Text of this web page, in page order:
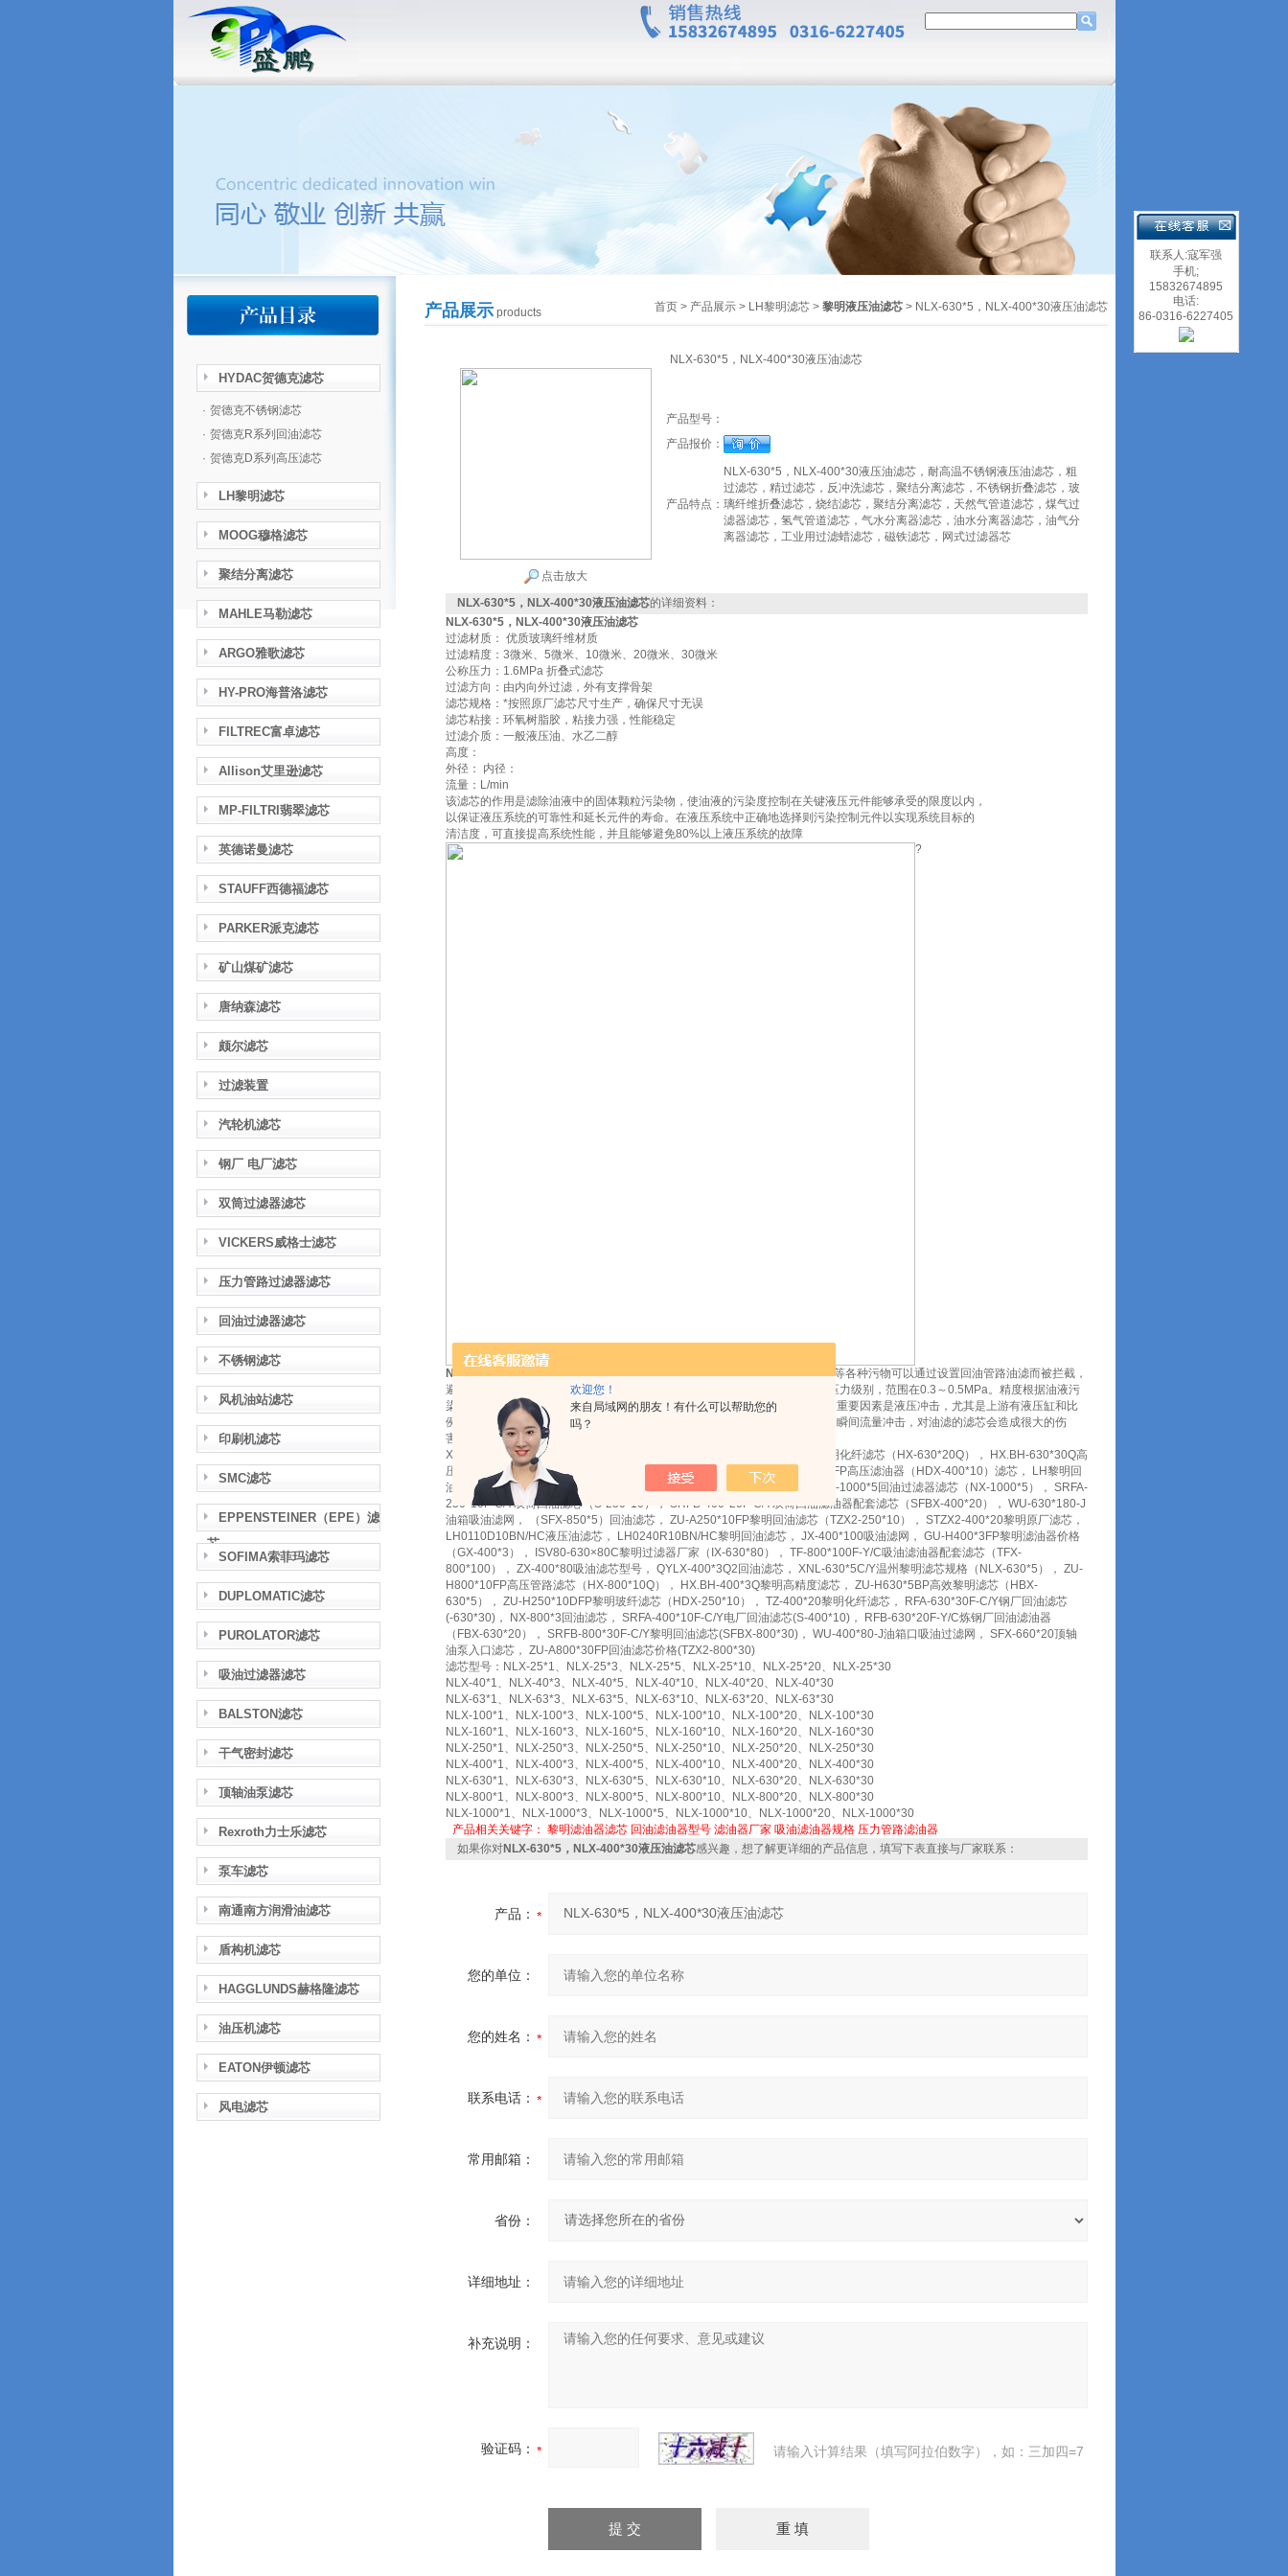
欢迎您！
来自局域网的朋友！有什么可以帮助您的
吗？
HYDAC贺德克滤芯
· 贺德克不锈钢滤芯
· 贺德克R系列回油滤芯
· 贺德克D系列高压滤芯
LH黎明滤芯
MOOG穆格滤芯
聚结分离滤芯
MAHLE马勒滤芯
ARGO雅歌滤芯
HY-PRO海普洛滤芯
FILTREC富卓滤芯
Allison艾里逊滤芯
MP-FILTRI翡翠滤芯
英德诺曼滤芯
STAUFF西德福滤芯
PARKER派克滤芯
矿山煤矿滤芯
唐纳森滤芯
颇尔滤芯
过滤装置
汽轮机滤芯
钢厂 电厂滤芯
双筒过滤器滤芯
VICKERS威格士滤芯
压力管路过滤器滤芯
回油过滤器滤芯
不锈钢滤芯
风机油站滤芯
印刷机滤芯
SMC滤芯
EPPENSTEINER（EPE）滤
芯
SOFIMA索菲玛滤芯
DUPLOMATIC滤芯
PUROLATOR滤芯
吸油过滤器滤芯
BALSTON滤芯
干气密封滤芯
顶轴油泵滤芯
Rexroth力士乐滤芯
泵车滤芯
南通南方润滑油滤芯
盾构机滤芯
HAGGLUNDS赫格隆滤芯
油压机滤芯
EATON伊顿滤芯
风电滤芯
产品展示 products 首页 > 产品展示 > LH黎明滤芯 > 黎明液压油滤芯 > NLX-630*5，NLX-400*30液压油滤芯
NLX-630*5，NLX-400*30液压油滤芯
点击放大
产品型号：
产品报价：
产品特点：
NLX-630*5，NLX-400*30液压油滤芯，耐高温不锈钢液压油滤芯，粗
过滤芯，精过滤芯，反冲洗滤芯，聚结分离滤芯，不锈钢折叠滤芯，玻
璃纤维折叠滤芯，烧结滤芯，聚结分离滤芯，天然气管道滤芯，煤气过
滤器滤芯，氢气管道滤芯，气水分离器滤芯，油水分离器滤芯，油气分
离器滤芯，工业用过滤蜡滤芯，磁铁滤芯，网式过滤器芯
NLX-630*5，NLX-400*30液压油滤芯的详细资料：
NLX-630*5，NLX-400*30液压油滤芯
过滤材质： 优质玻璃纤维材质
过滤精度：3微米、5微米、10微米、20微米、30微米
公称压力：1.6MPa 折叠式滤芯
过滤方向：由内向外过滤，外有支撑骨架
滤芯规格：*按照原厂滤芯尺寸生产，确保尺寸无误
滤芯粘接：环氧树脂胶，粘接力强，性能稳定
过滤介质：一般液压油、水乙二醇
高度：
外径： 内径：
流量：L/min
该滤芯的作用是滤除油液中的固体颗粒污染物，使油液的污染度控制在关键液压元件能够承受的限度以内，
以保证液压系统的可靠性和延长元件的寿命。在液压系统中正确地选择则污染控制元件以实现系统目标的
清洁度，可直接提高系统性能，并且能够避免80%以上液压系统的故障
?
NLX-630*5，NLX-400*30液压油滤芯：各类元件在工作过程中所产生的磨粒等各种污物可以通过设置回油管路油滤而被拦截，
避免再次回到油箱、再次被液压泵吸入.回油管路油滤的许可压差，根据不同压力级别，范围在0.3～0.5MPa。精度根据油液污
染度要求具体确定。回油管路油滤的设置所要考虑的因素要更多些，其中一个重要因素是液压冲击，尤其是上游有液压缸和比
例阀的情况下，在高压下液压缸的换向和比例阀的突然掉电，都会产生很大的瞬间流量冲击，对油滤的滤芯会造成很大的伤
害，在设计选用回油管路油滤时要有充分的认识，在结构上予以加强。
XNL-400*10C/Y箱内回油过滤器滤芯（NLX-400*10）， ZU-H630*20FP黎明化纤滤芯（HX-630*20Q）， HX.BH-630*30Q高
压管路滤芯， ZU-H250*5BP温州黎明滤芯（HBX-250*5）， ZU-H400*10DFP高压滤油器（HDX-400*10）滤芯， LH黎明回
油滤芯（TZ-630*20）， RFA-800*30F-C/Y直回式回油滤芯（-800*30)， NX-1000*5回油过滤器滤芯（NX-1000*5）， SRFA-
250*10F-C/Y双筒回油滤芯（S-250*10）， SRFB-400*20F-C/Y双筒回油滤油器配套滤芯（SFBX-400*20）， WU-630*180-J
油箱吸油滤网， （SFX-850*5）回油滤芯， ZU-A250*10FP黎明回油滤芯（TZX2-250*10）， STZX2-400*20黎明原厂滤芯，
LH0110D10BN/HC液压油滤芯， LH0240R10BN/HC黎明回油滤芯， JX-400*100吸油滤网， GU-H400*3FP黎明滤油器价格
（GX-400*3）， ISV80-630×80C黎明过滤器厂家（IX-630*80）， TF-800*100F-Y/C吸油滤油器配套滤芯（TFX-
800*100）， ZX-400*80吸油滤芯型号， QYLX-400*3Q2回油滤芯， XNL-630*5C/Y温州黎明滤芯规格（NLX-630*5）， ZU-
H800*10FP高压管路滤芯（HX-800*10Q）， HX.BH-400*3Q黎明高精度滤芯， ZU-H630*5BP高效黎明滤芯（HBX-
630*5）， ZU-H250*10DFP黎明玻纤滤芯（HDX-250*10）， TZ-400*20黎明化纤滤芯， RFA-630*30F-C/Y钢厂回油滤芯
(-630*30)， NX-800*3回油滤芯， SRFA-400*10F-C/Y电厂回油滤芯(S-400*10)， RFB-630*20F-Y/C炼钢厂回油滤油器
（FBX-630*20）， SRFB-800*30F-C/Y黎明回油滤芯(SFBX-800*30)， WU-400*80-J油箱口吸油过滤网， SFX-660*20顶轴
油泵入口滤芯， ZU-A800*30FP回油滤芯价格(TZX2-800*30)
滤芯型号：NLX-25*1、NLX-25*3、NLX-25*5、NLX-25*10、NLX-25*20、NLX-25*30
NLX-40*1、NLX-40*3、NLX-40*5、NLX-40*10、NLX-40*20、NLX-40*30
NLX-63*1、NLX-63*3、NLX-63*5、NLX-63*10、NLX-63*20、NLX-63*30
NLX-100*1、NLX-100*3、NLX-100*5、NLX-100*10、NLX-100*20、NLX-100*30
NLX-160*1、NLX-160*3、NLX-160*5、NLX-160*10、NLX-160*20、NLX-160*30
NLX-250*1、NLX-250*3、NLX-250*5、NLX-250*10、NLX-250*20、NLX-250*30
NLX-400*1、NLX-400*3、NLX-400*5、NLX-400*10、NLX-400*20、NLX-400*30
NLX-630*1、NLX-630*3、NLX-630*5、NLX-630*10、NLX-630*20、NLX-630*30
NLX-800*1、NLX-800*3、NLX-800*5、NLX-800*10、NLX-800*20、NLX-800*30
NLX-1000*1、NLX-1000*3、NLX-1000*5、NLX-1000*10、NLX-1000*20、NLX-1000*30
产品相关关键字： 黎明滤油器滤芯 回油滤油器型号 滤油器厂家 吸油滤油器规格 压力管路滤油器
如果你对NLX-630*5，NLX-400*30液压油滤芯感兴趣，想了解更详细的产品信息，填写下表直接与厂家联系：
产品：
您的单位：
您的姓名：
联系电话：
常用邮箱：
省份：
详细地址：
补充说明：
验证码： 请输入计算结果（填写阿拉伯数字），如：三加四=7
联系人:寇军强
手机;
15832674895
电话:
86-0316-6227405